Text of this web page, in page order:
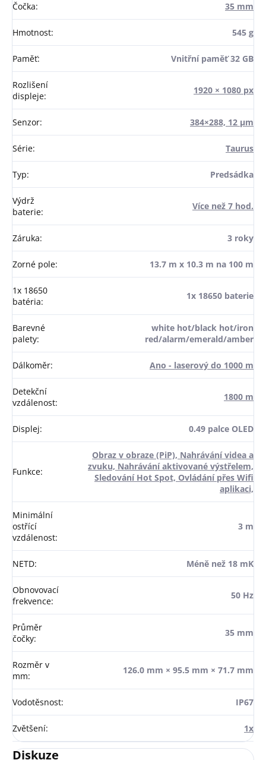
Čočka: 35 mm
Hmotnost: 545 g
Paměť: Vnitřní paměť 32 GB
Rozlišení
displeje:
1920 × 1080 px
Senzor: 384×288, 12 μm
Série: Taurus
Typ: Predsádka
Výdrž
baterie:
Více než 7 hod.
Záruka: 3 roky
Zorné pole: 13.7 m x 10.3 m na 100 m
1x 18650
batéria:
1x 18650 baterie
Barevné
palety:
white hot/black hot/iron
red/alarm/emerald/amber
Dálkoměr: Ano - laserový do 1000 m
Detekční
vzdálenost:
1800 m
Displej: 0.49 palce OLED
Funkce:
Obraz v obraze (PiP), Nahrávání videa a
zvuku, Nahrávání aktivované výstřelem,
Sledování Hot Spot, Ovládání přes Wifi
aplikaci,
Minimální
ostřící
vzdálenost:
3 m
NETD: Méně než 18 mK
Obnovovací
frekvence:
50 Hz
Průměr
čočky:
35 mm
Rozměr v
mm:
126.0 mm × 95.5 mm × 71.7 mm
Vodotěsnost: IP67
Zvětšení: 1x
Diskuze